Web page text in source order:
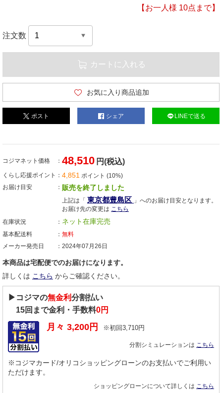
【お一人様 10点まで】
注文数
カートに入れる
お気に入り商品追加
ポスト シェア LINEで送る
コジマネット価格 48,510 円(税込)
くらし応援ポイント 4,851 ポイント (10%)
お届け目安
販売を終了しました
上記は「 東京都豊島区 」へのお届け目安となります。
お届け先の変更は こちら
在庫状況
ネット在庫完売
基本配送料
無料
メーカー発売日
2024年07月26日
本商品は宅配便でのお届けになります。
詳しくは こちら からご確認ください。
▶コジマの無金利分割払い
15回まで金利・手数料0円
月々 3,200 円 ※初回3,710円
分割シミュレーションは こちら
※コジマカード/オリコショッピングローンのお支払いでご利用い
ただけます。
ショッピングローンについて詳しくは こちら